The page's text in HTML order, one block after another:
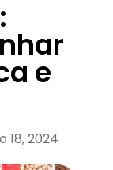
e
18, 2024